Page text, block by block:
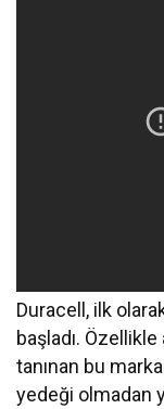
Duracell, ilk
başladı.
tanınan bu
yedeği olmadan